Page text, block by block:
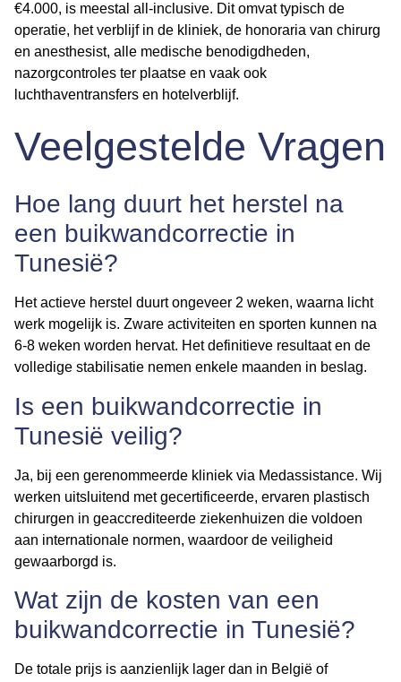
€4.000, is meestal all-inclusive. Dit omvat typisch de
operatie, het verblijf in de kliniek, de honoraria van chirurg
en anesthesist, alle medische benodigdheden,
nazorgcontroles ter plaatse en vaak ook
luchthaventransfers en hotelverblijf.
Veelgestelde Vragen
Hoe lang duurt het herstel na
een buikwandcorrectie in
Tunesië?
Het actieve herstel duurt ongeveer 2 weken, waarna licht
werk mogelijk is. Zware activiteiten en sporten kunnen na
6-8 weken worden hervat. Het definitieve resultaat en de
volledige stabilisatie nemen enkele maanden in beslag.
Is een buikwandcorrectie in
Tunesië veilig?
Ja, bij een gerenommeerde kliniek via Medassistance. Wij
werken uitsluitend met gecertificeerde, ervaren plastisch
chirurgen in geaccrediteerde ziekenhuizen die voldoen
aan internationale normen, waardoor de veiligheid
gewaarborgd is.
Wat zijn de kosten van een
buikwandcorrectie in Tunesië?
De totale prijs is aanzienlijk lager dan in België of